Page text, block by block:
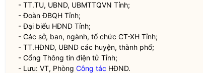
- TT.TU, UBND, UBMTTQVN Tỉnh;
- Đoàn ĐBQH Tỉnh;
- Đại biểu HĐND Tỉnh;
- Các sở, ban, ngành, tổ chức CT-XH Tỉnh;
- TT.HĐND, UBND các huyện, thành phố;
- Cổng Thông tin điện tử Tỉnh;
- Lưu: VT, PhòngCông tác HĐND.